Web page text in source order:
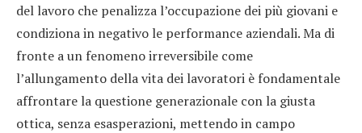
del lavoro che penalizza l’occupazione dei più giovani e
condiziona in negativo le performance aziendali. Ma di
fronte a un fenomeno irreversibile come
l’allungamento della vita dei lavoratori è fondamentale
affrontare la questione generazionale con la giusta
ottica, senza esasperazioni, mettendo in campo